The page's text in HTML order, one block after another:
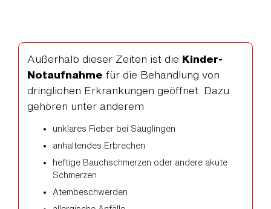
Außerhalb dieser Zeiten ist die Kinder-
Notaufnahme für die Behandlung von
dringlichen Erkrankungen geöffnet. Dazu
gehören unter anderem
unklares Fieber bei Säuglingen
anhaltendes Erbrechen
heftige Bauchschmerzen oder andere akute
Schmerzen
Atembeschwerden